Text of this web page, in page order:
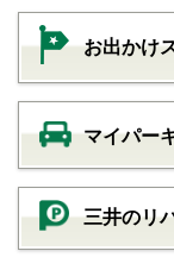
お出かけ
マイパー
三井のリ